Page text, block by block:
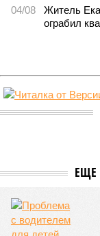
В Чувашской
направленные на
развитие
дисциплины в
ведомственных
атрибутов на
обнародованным
нагрудные знаки